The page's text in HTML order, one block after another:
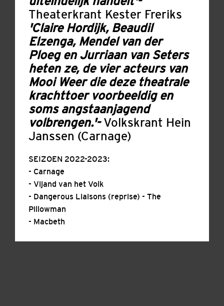
Theaterkrant Kester Freriks
'Claire Hordijk, Beaudil
Elzenga, Mendel van der
Ploeg en Jurriaan van Seters
heten ze, de vier acteurs van
Mooi Weer die deze theatrale
krachttoer voorbeeldig en
soms angstaanjagend
volbrengen.'-Volkskrant Hein
Janssen (Carnage)
SEIZOEN 2022-2023:
- Carnage
- Vijand van het Volk
- Dangerous Liaisons (reprise) - The
Pillowman
- Macbeth